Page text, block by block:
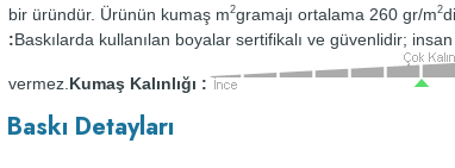
bir üründür. Ürünün kumaş m2gramajı ortalama 260 gr/m2
:Baskılarda kullanılan boyalar sertifikalı ve güvenlidir;
vermez. Kumaş Kalınlığı :
makinesinde kurutulmaz.
Baskı Detayları